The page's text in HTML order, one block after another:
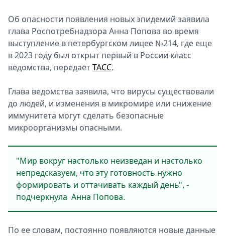
Об опасности появления новых эпидемий заявила
глава Роспотребнадзора Анна Попова во время
выступление в петербургском лицее №214, где еще
в 2023 году был открыт первый в России класс
ведомства, передаетТАСС.
Глава ведомства заявила, что вирусы существовали
до людей, и изменения в микромире или снижение
иммунитета могут сделать безопасные
микроорганизмы опасными.
"Мир вокруг настолько неизведан и настолько
непредсказуем, что эту готовность нужно
формировать и оттачивать каждый день", -
подчеркнула Анна Попова.
По ее словам, постоянно появляются новые данные